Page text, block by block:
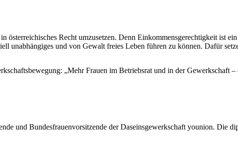
Recht umzusetzen. Denn Einkommensgerechtigkeit ist
unabhängiges und von Gewalt freies Leben führen zu können. Dafür
„Mehr Frauen im Betriebsrat und in der Gewerkschaft
und Bundesfrauenvorsitzende der Daseinsgewerkschaft younion. Die